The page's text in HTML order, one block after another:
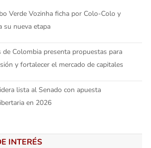
Verde Vozinha ficha por Colo-Colo y
su nueva etapa
de Colombia presenta propuestas para
y fortalecer el mercado de capitales
lista al Senado con apuesta
en 2026
INTERÉS